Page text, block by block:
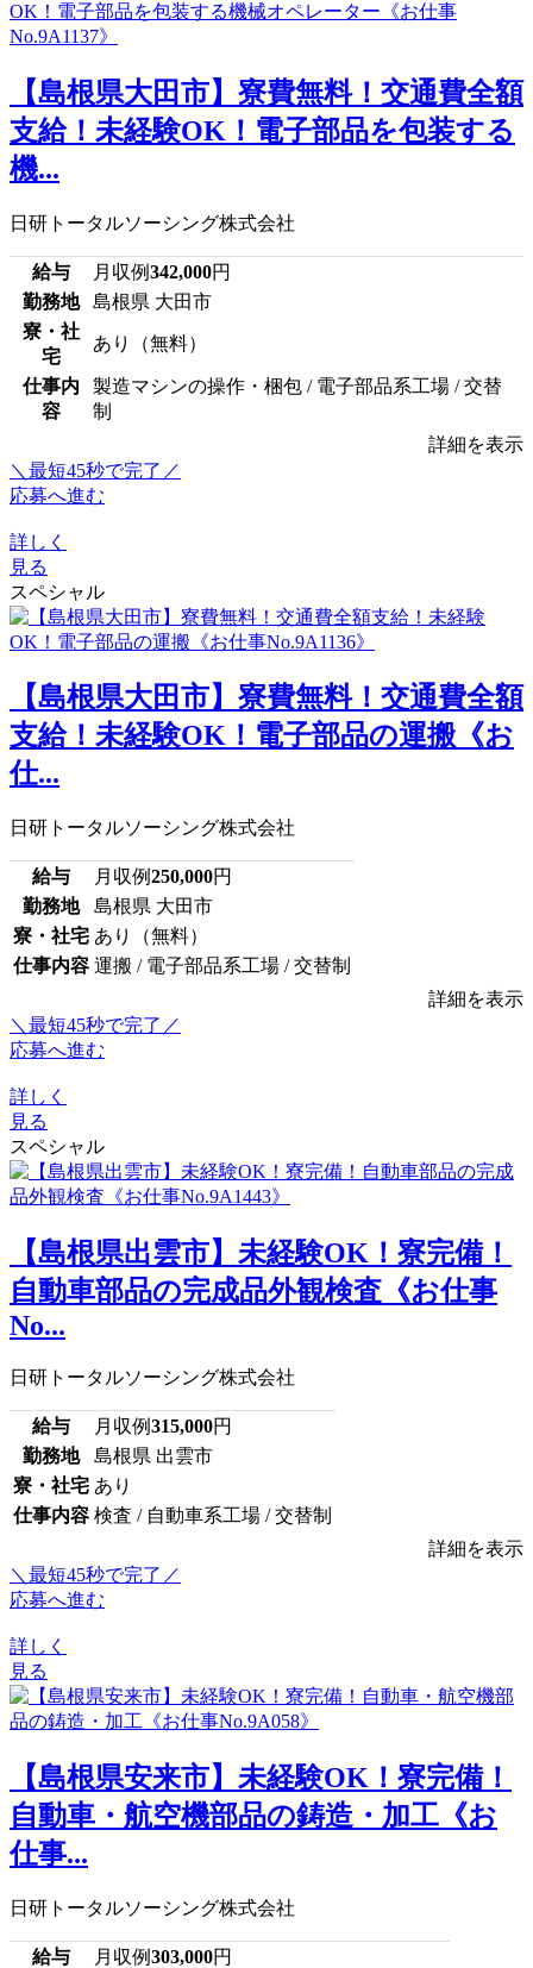
【島根県大田市】寮費無料！交通費全額
支給！未経験OK！電子部品を包装する
機...
日研トータルソーシング株式会社
給与 月収例342,000円
勤務地
島根県 大田市
寮・社
宅
あり（無料）
仕事内
容
製造マシンの操作・梱包 / 電子部品系工場 / 交替
制
詳細を表示
＼最短45秒で完了／
応募へ進む
詳しく
見る
スペシャル
【島根県大田市】寮費無料！交通費全額
支給！未経験OK！電子部品の運搬《お
仕...
日研トータルソーシング株式会社
給与 月収例250,000円
勤務地
島根県 大田市
寮・社宅 あり（無料）
仕事内容 運搬 / 電子部品系工場 / 交替制
詳細を表示
＼最短45秒で完了／
応募へ進む
詳しく
見る
スペシャル
【島根県出雲市】未経験OK！寮完備！
自動車部品の完成品外観検査《お仕事
No...
日研トータルソーシング株式会社
給与 月収例315,000円
勤務地
島根県 出雲市
寮・社宅 あり
仕事内容 検査 / 自動車系工場 / 交替制
詳細を表示
＼最短45秒で完了／
応募へ進む
詳しく
見る
【島根県安来市】未経験OK！寮完備！
自動車・航空機部品の鋳造・加工《お
仕事...
日研トータルソーシング株式会社
給与 月収例303,000円